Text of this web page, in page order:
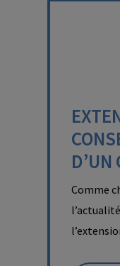
D’UN
Comme